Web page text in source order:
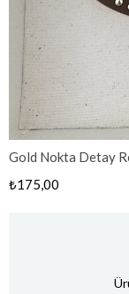
Gold Nokta Detay
₺175,00